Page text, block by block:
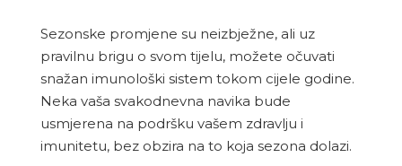
Sezonske promjene su neizbježne, ali uz
pravilnu brigu o svom tijelu, možete očuvati
snažan imunološki sistem tokom cijele godine.
Neka vaša svakodnevna navika bude
usmjerena na podršku vašem zdravlju i
imunitetu, bez obzira na to koja sezona dolazi.